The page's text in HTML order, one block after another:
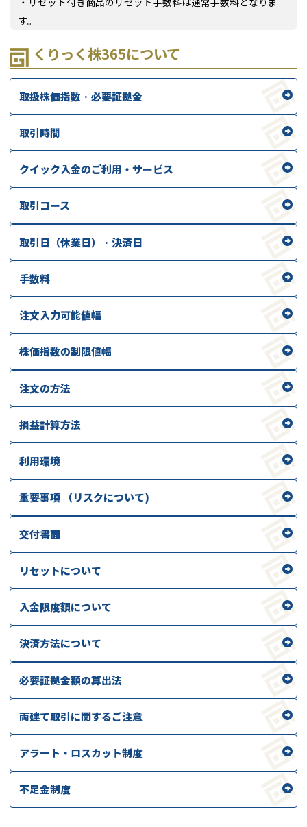
す。
くりっく株365について
取扱株価指数 · 必要証拠金
取引時間
クイック入金のご利用・サービス
取引コース
取引日（休業日） · 決済日
手数料
注文入力可能値幅
株価指数の制限値幅
注文の方法
損益計算方法
利用環境
重要事項 （リスクについて)
交付書面
リセットについて
入金限度額について
決済方法について
必要証拠金額の算出法
両建て取引に関するご注意
アラート・ロスカット制度
不足金制度